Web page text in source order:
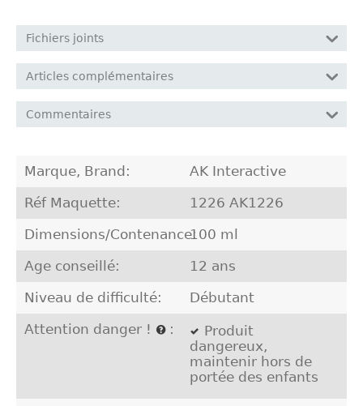
Fichiers joints
Articles complémentaires
Commentaires
Marque, Brand: AK Interactive
Réf Maquette: 1226 AK1226
Dimensions/Contenance:100 ml
Age conseillé: 12 ans
Niveau de difficulté: Débutant
Attention danger ! :
Produit
dangereux,
maintenir hors de
portée des enfants